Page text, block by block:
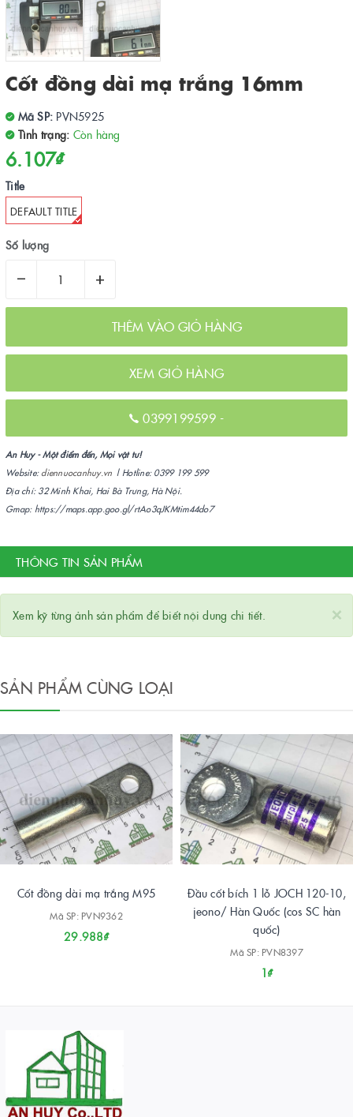
Cốt đồng dài mạ trắng 16mm
Mã SP: PVN5925
Tình trạng: Còn hàng
6.107₫
Title
DEFAULT TITLE
Số lượng
– +
THÊM VÀO GIỎ HÀNG
XEM GIỎ HÀNG
0399199599 -
An Huy - Một điểm đến, Mọi vật tư!
Website: diennuocanhuy.vn | Hotline: 0399 199 599
Địa chỉ: 32 Minh Khai, Hai Bà Trưng, Hà Nội.
Gmap: https://maps.app.goo.gl/rtAo3qJKMtim44do7
THÔNG TIN SẢN PHẨM
×
Xem kỹ từng ảnh sản phẩm để biết nội dung chi tiết.
SẢN PHẨM CÙNG LOẠI
Cốt đồng dài mạ trắng M95
Mã SP: PVN9362
29.988₫
Đầu cốt bích 1 lỗ JOCH 120-10,
jeono/ Hàn Quốc (cos SC hàn
quốc)
Mã SP: PVN8397
1₫